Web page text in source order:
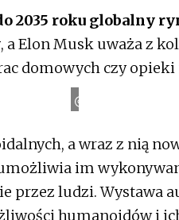
2035 roku globalny
, a Elon Musk uważa z
domowych czy
a wraz z nią
im
przez ludzi. Wystawa
humanoidów i